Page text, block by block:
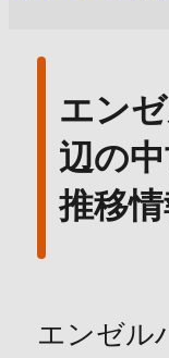
エン
辺の
推移
エンゼル